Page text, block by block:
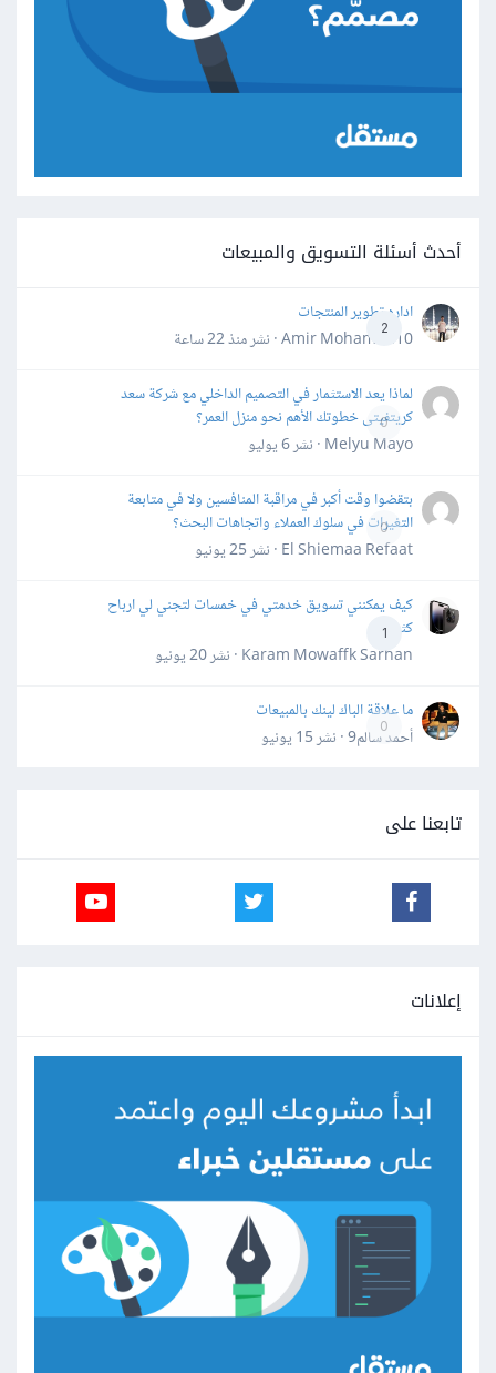
أحدث أسئلة التسويق والمبيعات
2
اداره تطوير المنتجات
Amir Mohamed10 · نشر
منذ 22 ساعة
0
لماذا يعد الاستثمار في التصميم الداخلي مع شركة سعد
كريتفيتى خطوتك الأهم نحو منزل العمر؟
Melyu Mayo · نشر
6 يوليو
0
بتقضوا وقت أكبر في مراقبة المنافسين ولا في متابعة
التغيرات في سلوك العملاء واتجاهات البحث؟
El Shiemaa Refaat · نشر
25 يونيو
1
كيف يمكنني تسويق خدمتي في خمسات لتجني لي ارباح
كثيرة
Karam Mowaffk Sarhan · نشر
20 يونيو
0
ما علاقة الباك لينك بالمبيعات
أحمد سالم9 · نشر
15 يونيو
تابعنا على
إعلانات